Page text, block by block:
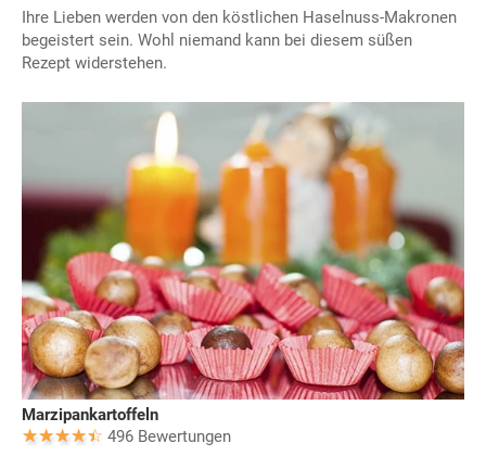
Ihre Lieben werden von den köstlichen Haselnuss-Makronen
begeistert sein. Wohl niemand kann bei diesem süßen
Rezept widerstehen.
Marzipankartoffeln
496 Bewertungen